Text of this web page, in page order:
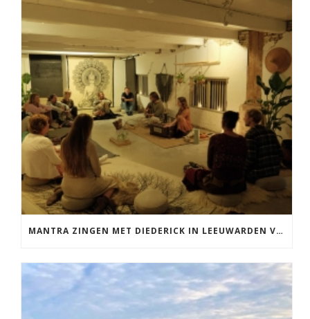
MANTRA ZINGEN MET DIEDERICK IN LEEUWARDEN VRIJDAG 12 JUNI KIRTAN